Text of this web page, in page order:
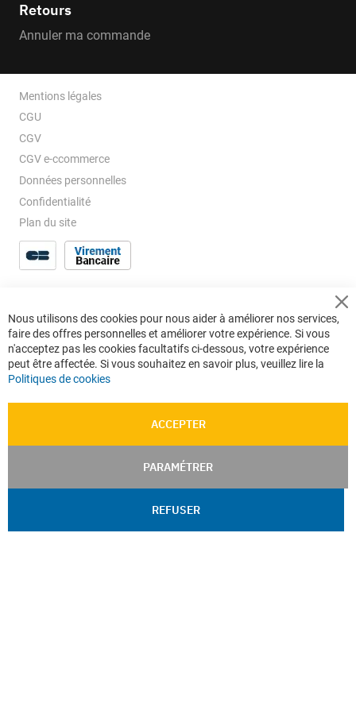
Retours
Annuler ma commande
Mentions légales
CGU
CGV
CGV e-ccommerce
Données personnelles
Confidentialité
Plan du site
Nous utilisons des cookies pour nous aider à améliorer nos services,
faire des offres personnelles et améliorer votre expérience. Si vous
n'acceptez pas les cookies facultatifs ci-dessous, votre expérience
peut être affectée. Si vous souhaitez en savoir plus, veuillez lire la
Politiques de cookies
ACCEPTER
PARAMÉTRER
REFUSER